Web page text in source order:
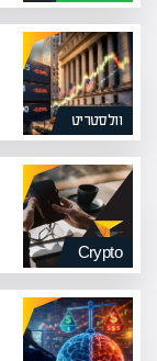
וולסטריט
Crypto